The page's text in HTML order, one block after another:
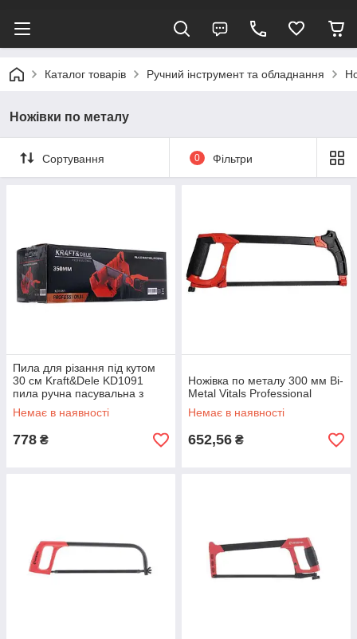
Каталог товарів Ручний інструмент та обладнання
Ножівки по металу
Сортування 0 Фільтри
Пила для різання під кутом
30 см Kraft&Dele KD1091
пила ручна пасувальна з
пластиковим стуслом riven
Немає в наявності
778 ₴
Ножівка по металу 300 мм Bi-
Metal Vitals Professional
Немає в наявності
652,56 ₴